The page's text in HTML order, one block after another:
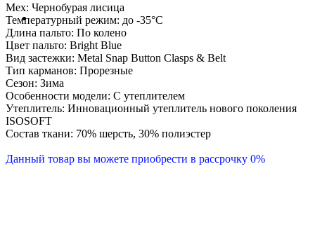
Мех: Чернобурая лисица
Температурный режим: до -35°С
Длина пальто: По колено
Цвет пальто: Bright Blue
Вид застежки: Metal Snap Button Clasps & Belt
Тип карманов: Прорезные
Сезон: Зима
Особенности модели: С утеплителем
Утеплитель: Инновационный утеплитель нового поколения
ISOSOFT
Состав ткани: 70% шерсть, 30% полиэстер
Данный товар вы можете приобрести в рассрочку 0%